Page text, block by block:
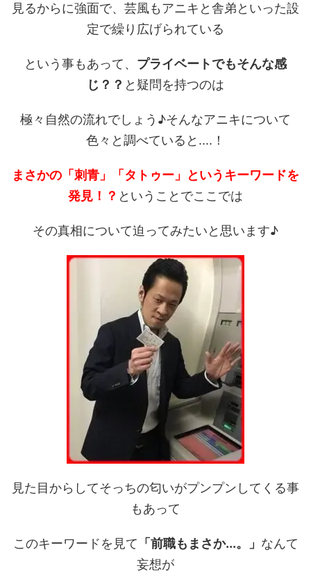
見るからに強面で、芸風もアニキと舎弟といった設
定で繰り広げられている
という事もあって、 プライベートでもそんな感
じ？？ と疑問を持つのは
極々自然の流れでしょう♪そんなアニキについて
色々と調べていると....！
まさかの「刺青」「タトゥー」というキーワードを
発見！？ ということでここでは
その真相について迫ってみたいと思います♪
見た目からしてそっちの匂いがプンプンしてくる事
もあって
このキーワードを見て 「前職もまさか...。」 なんて
妄想が